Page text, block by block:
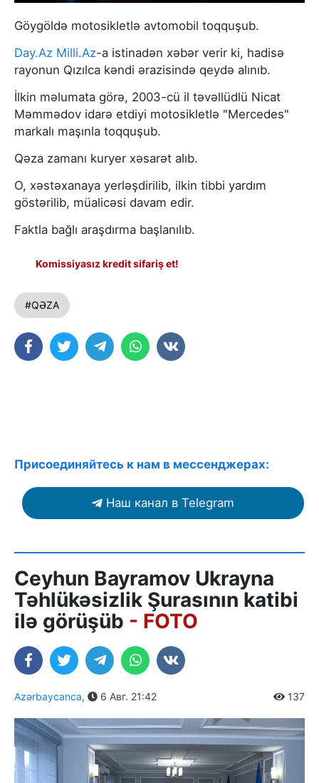
Göygöldə motosikletlə avtomobil toqquşub.
Day.Az Milli.Az-a istinadən xəbər verir ki, hadisə
rayonun Qızılca kəndi ərazisində qeydə alınıb.
İlkin məlumata görə, 2003-cü il təvəllüdlü Nicat
Məmmədov idarə etdiyi motosikletlə "Mercedes"
markalı maşınla toqquşub.
Qəza zamanı kuryer xəsarət alıb.
O, xəstəxanaya yerləşdirilib, ilkin tibbi yardım
göstərilib, müalicəsi davam edir.
Faktla bağlı araşdırma başlanılıb.
Komissiyasız kredit sifariş et!
#QƏZA
Присоединяйтесь к нам в мессенджерах:
Наш канал в Telegram
Ceyhun Bayramov Ukrayna
Təhlükəsizlik Şurasının katibi
ilə görüşüb - FOTO
Azərbaycanca, 6 Авг. 21:42 137